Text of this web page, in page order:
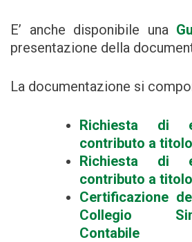
E’ anche disponibile una
presentazione della
La documentazione si
Richiesta di
contributo a
Richiesta di
contributo a
Certificazione
Collegio
Contabile